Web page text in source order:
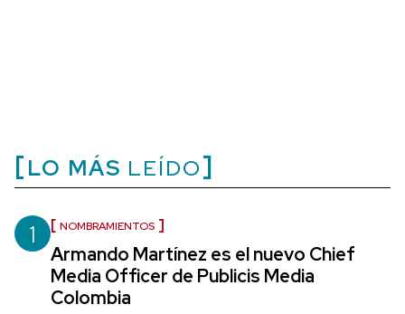
LO MÁS LEÍDO
1 NOMBRAMIENTOS
Armando Martínez es el nuevo Chief
Media Officer de Publicis Media
Colombia